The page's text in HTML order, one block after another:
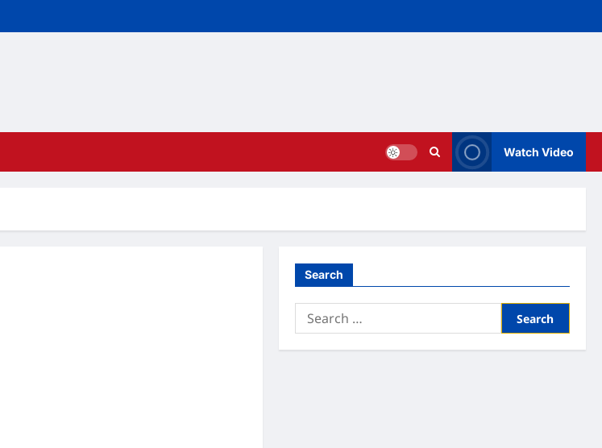
Watch Video
Search
Search
for: